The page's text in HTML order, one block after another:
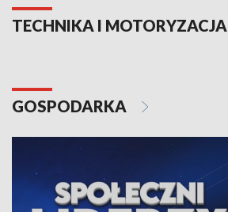
TECHNIKA I MOTORYZACJA
GOSPODARKA